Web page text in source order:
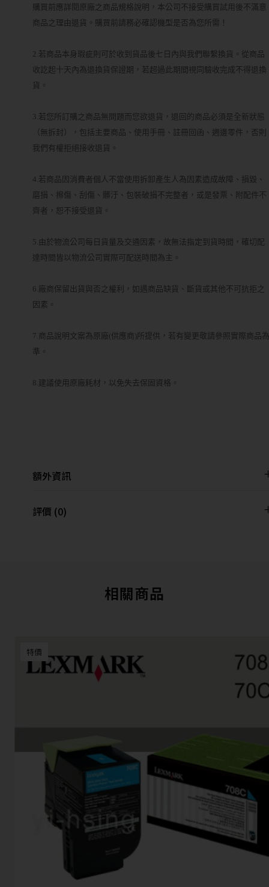
購買前應詳閱原廠之商品規格說明，本公司不接受購買試用後不滿意
商品之理由退貨。購買前請務必確認機型是否為您所需！
2.若商品本身瑕疵則可於收到貨品後七日內與我們聯繫換貨。從商品
收訖起十天內為退換貨保證期，若超過此期間視同驗收完成不得退換
貨。
3.若您所訂購之商品無問題而您欲退貨，退回的商品必須是全新狀態
（無拆封），包括主要商品、使用手冊、註冊回函、週邊零件，否則
我們有權拒絕接收退貨。
4.若商品因消費者個人不當使用拆卸產生人為因素造成故障、損毀、
磨損、擦傷、刮傷、髒汙、包裝破損不完整者，或是發票、附配件不
齊者，恕不接受退貨。
5.由於物流公司每日貨量及交通因素，故無法指定到貨時間，確切配
達時間皆以物流公司實際可配送時間為主。
6.廠商保留出貨與否之權利，如遇商品缺貨、斷貨或其他不可抗拒之
因素。
7.商品說明文案為原廠(供應商)所提供，若有變更敬請參照實際商品為
準。
8.建議使用原廠耗材，以免失去保固資格。
額外資訊
評價 (0)
相關商品
特價